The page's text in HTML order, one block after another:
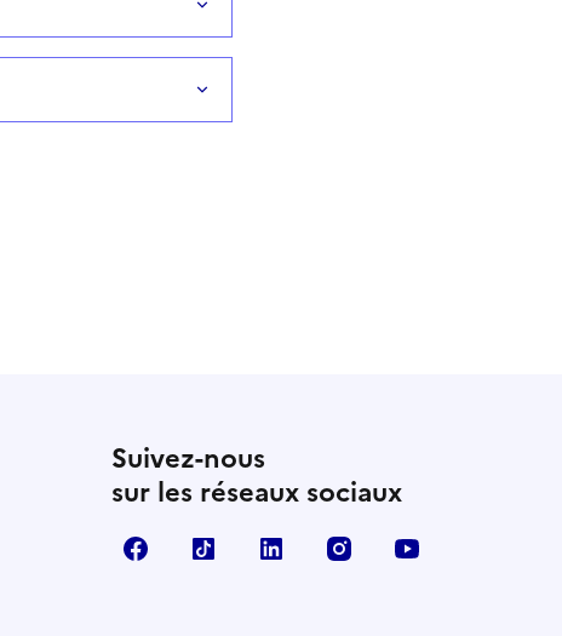
Suivez-nous
sur les réseaux sociaux
FacebookTikTok LinkedIn Instagram